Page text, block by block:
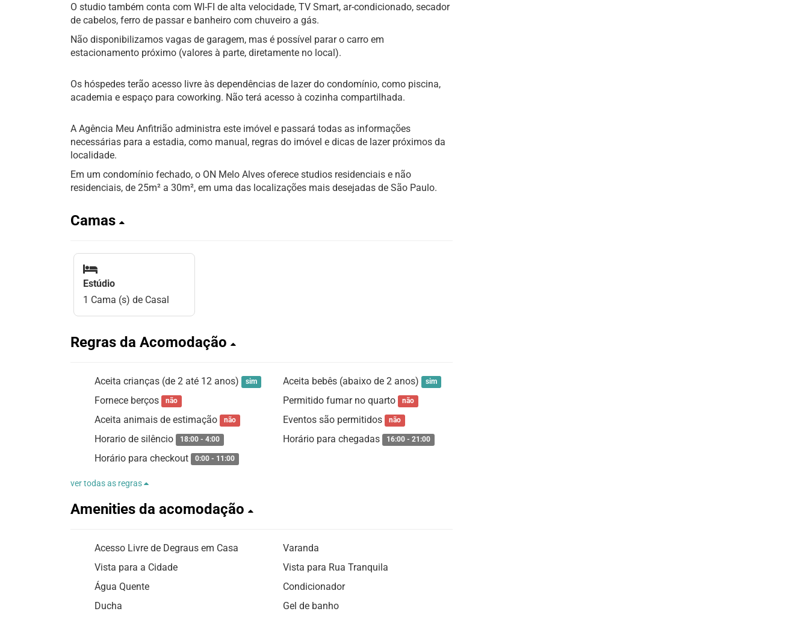
O studio também conta com WI-FI de alta velocidade, TV Smart, ar-condicionado, secador
de cabelos, ferro de passar e banheiro com chuveiro a gás.
Não disponibilizamos vagas de garagem, mas é possível parar o carro em
estacionamento próximo (valores à parte, diretamente no local).
Os hóspedes terão acesso livre às dependências de lazer do condomínio, como piscina,
academia e espaço para coworking. Não terá acesso à cozinha compartilhada.
A Agência Meu Anfitrião administra este imóvel e passará todas as informações
necessárias para a estadia, como manual, regras do imóvel e dicas de lazer próximos da
localidade.
Em um condomínio fechado, o ON Melo Alves oferece studios residenciais e não
residenciais, de 25m² a 30m², em uma das localizações mais desejadas de São Paulo.
Camas
Estúdio
1 Cama (s) de Casal
Regras da Acomodação
Aceita crianças (de 2 até 12 anos) sim Aceita bebês (abaixo de 2 anos) sim
Fornece berços não Permitido fumar no quarto não
Aceita animais de estimação não Eventos são permitidos não
Horario de silêncio 18:00 - 4:00 Horário para chegadas 16:00 - 21:00
Horário para checkout 0:00 - 11:00
ver todas as regras
Amenities da acomodação
Acesso Livre de Degraus em Casa
Varanda
Vista para a Cidade
Vista para Rua Tranquila
Água Quente
Condicionador
Ducha
Gel de banho